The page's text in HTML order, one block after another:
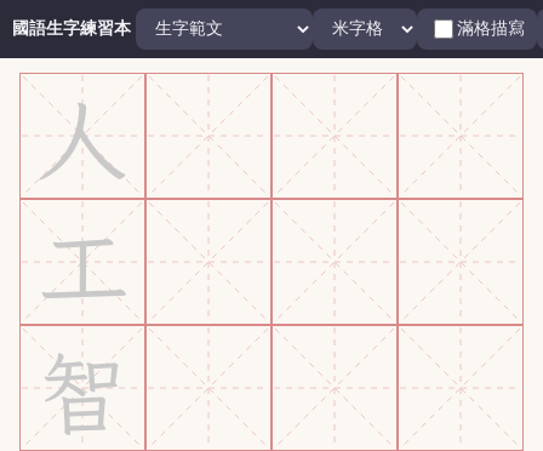
國語生字練習本 滿格描寫